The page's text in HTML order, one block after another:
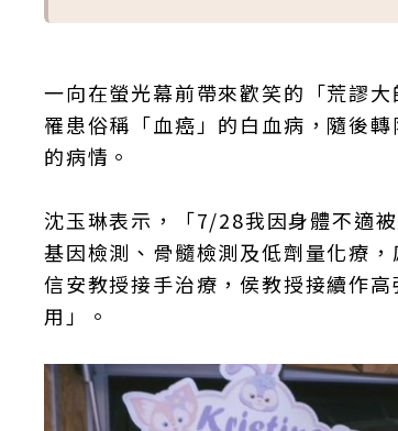
一向在螢光幕前帶來歡笑的「荒謬
罹患俗稱「血癌」的白血病，隨後
的病情。
沈玉琳表示，「7/28我因身體不適
基因檢測、骨髓檢測及低劑量化療
信安教授接手治療，侯教授接續作
用」。